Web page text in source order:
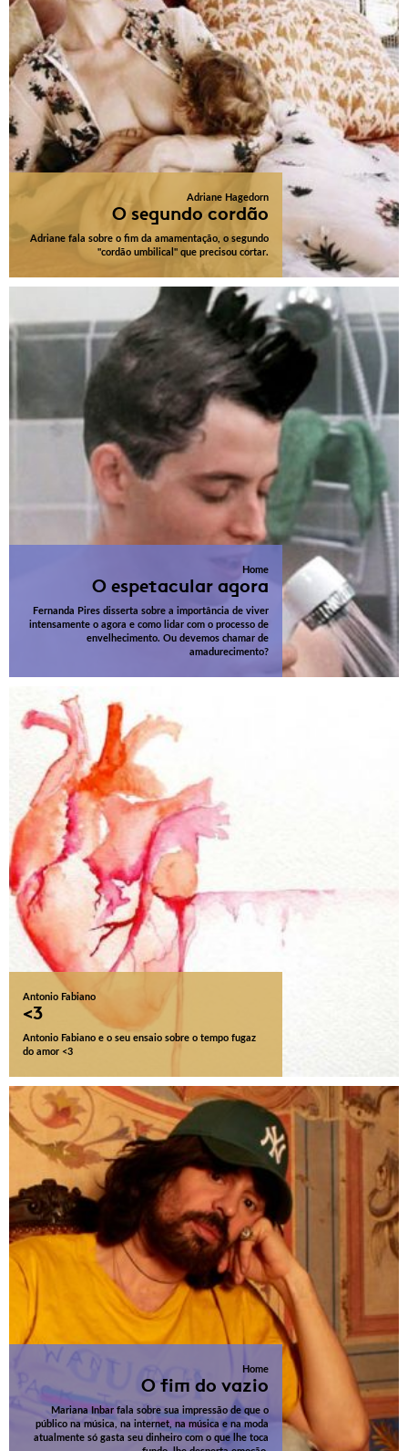
Adriane Hagedorn
O segundo cordão
Adriane fala sobre o fim da amamentação, o segundo
"cordão umbilical" que precisou cortar.
Home
O espetacular agora
Fernanda Pires disserta sobre a importância de viver
intensamente o agora e como lidar com o processo de
envelhecimento. Ou devemos chamar de
amadurecimento?
Antonio Fabiano
<3
Antonio Fabiano e o seu ensaio sobre o tempo fugaz
do amor <3
Home
O fim do vazio
Mariana Inbar fala sobre sua impressão de que o
público na música, na internet, na música e na moda
atualmente só gasta seu dinheiro com o que lhe toca